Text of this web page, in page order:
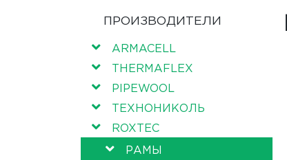
ПРОИЗВОДИТЕЛИ
ARMACELL
THERMAFLEX
PIPEWOOL
ТЕХНОНИКОЛЬ
ROXTEC
РАМЫ